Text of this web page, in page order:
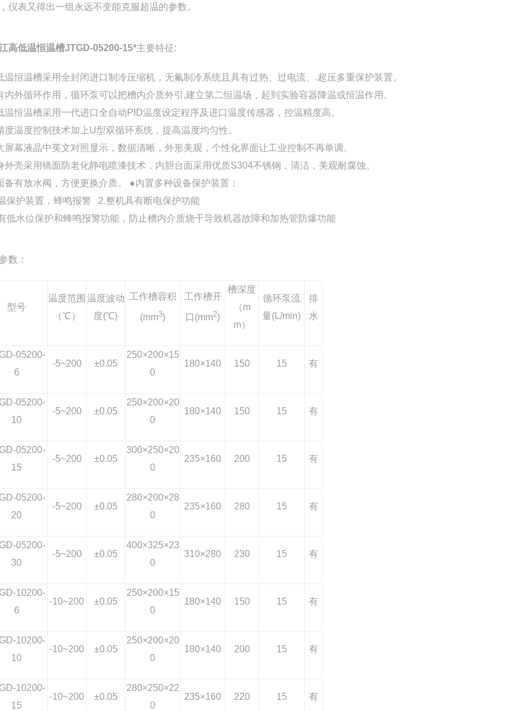
仪表又得出一组永远不变能克服超温的参数。
高低温恒温槽JTGD-05200-15*主要特征:
温恒温槽采用全封闭进口制冷压缩机，无氟制冷系统且具有过热、过电流、.超压多重保护装置。
内外循环作用，循环泵可以把槽内介质外引,建立第二恒温场，起到实验容器降温或恒温作用。
温恒温槽采用一代进口全自动PID温度设定程序及进口温度传感器，控温精度高。
度温度控制技术加上U型双循环系统，提高温度均匀性。
屏幕液晶中英文对照显示，数据清晰，外形美观，个性化界面让工业控制不再单调。
外壳采用镜面防老化静电喷漆技术，内胆台面采用优质S304不锈钢，清洁，美观耐腐蚀。
备有放水阀，方便更换介质。 ●内置多种设备保护装置：
保护装置，蜂鸣报警 2.整机具有断电保护功能
低水位保护和蜂鸣报警功能，防止槽内介质烧干导致机器故障和加热管防爆功能
数：
型号
温度范围
（℃）
温度波动
度(℃)
工作槽容积
(mm3)
工作槽开
口(mm2)
槽深度
（m
m）
循环泵流
量(L/min)
排
水
05200-
6
-5~200 ±0.05
250×200×15
0
180×140 150 15 有
05200-
10
-5~200 ±0.05
250×200×20
0
180×140 150 15 有
05200-
15
-5~200 ±0.05
300×250×20
0
235×160 200 15 有
05200-
20
-5~200 ±0.05
280×200×28
0
235×160 280 15 有
05200-
30
-5~200 ±0.05
400×325×23
0
310×280 230 15 有
10200-
6
-10~200 ±0.05
250×200×15
0
180×140 150 15 有
10200-
10
-10~200 ±0.05
250×200×20
0
180×140 200 15 有
10200-
15
-10~200 ±0.05
280×250×22
0
235×160 220 15 有